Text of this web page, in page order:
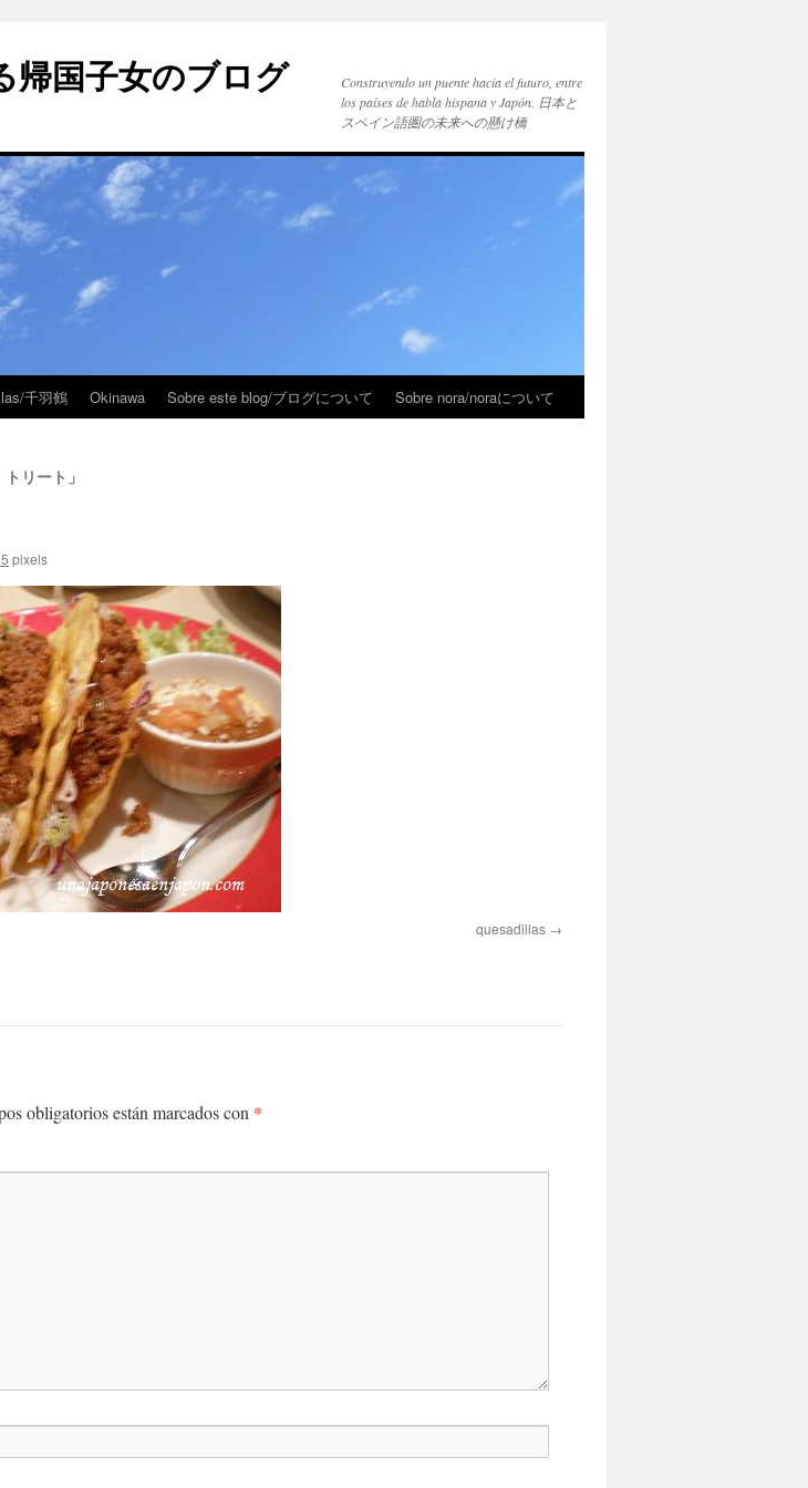
国子女のブログ
Construyendo un puente hacia el futuro, entre
los países de habla hispana y Japón. 日本と
スペイン語圏の未来への懸け橋
千羽鶴 Okinawa Sobre este blog/ブログについて Sobre nora/noraについて
リート」
pixels
quesadillas
obligatorios están marcados con *